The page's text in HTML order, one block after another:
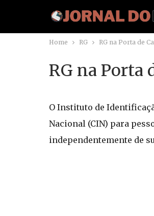
Home RG RG na Porta de
RG na Porta
O Instituto de
Nacional (CIN) para
independentemente de